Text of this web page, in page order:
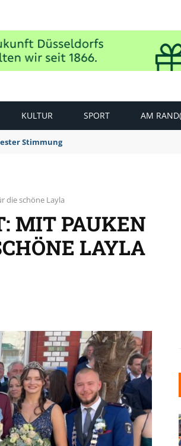
KULTUR SPORT AM
Stimmung
die schöne Layla
MIT PAUKEN
LAYLA